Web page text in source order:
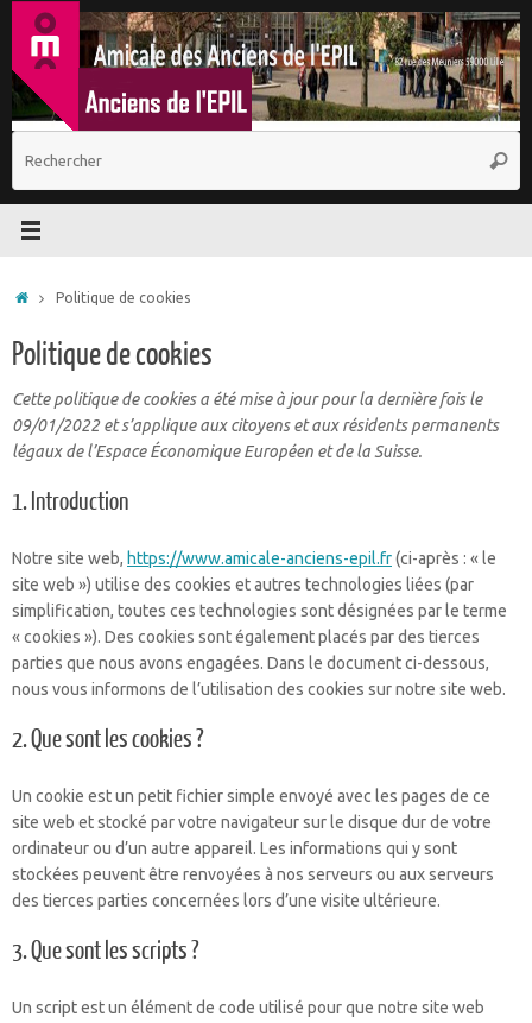
Passer
contenu
:
Accueil
Politique de cookies
Politique de cookies
Cette politique de cookies a été mise à jour pour la dernière fois le
09/01/2022 et s’applique aux citoyens et aux résidents permanents
légaux de l’Espace Économique Européen et de la Suisse.
1. Introduction
Notre site web, https://www.amicale-anciens-epil.fr(ci-après : « le
site web ») utilise des cookies et autres technologies liées (par
simplification, toutes ces technologies sont désignées par le terme
« cookies »). Des cookies sont également placés par des tierces
parties que nous avons engagées. Dans le document ci-dessous,
nous vous informons de l’utilisation des cookies sur notre site web.
2. Que sont les cookies ?
Un cookie est un petit fichier simple envoyé avec les pages de ce
site web et stocké par votre navigateur sur le disque dur de votre
ordinateur ou d’un autre appareil. Les informations qui y sont
stockées peuvent être renvoyées à nos serveurs ou aux serveurs
des tierces parties concernées lors d’une visite ultérieure.
3. Que sont les scripts ?
Un script est un élément de code utilisé pour que notre site web